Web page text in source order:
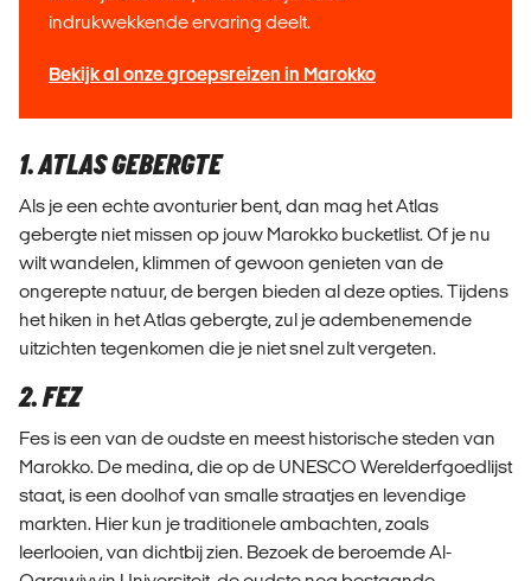
indrukwekkende ervaring deelt.
Bekijk al onze groepsreizen in Marokko
1. ATLAS GEBERGTE
Als je een echte avonturier bent, dan mag het Atlas
gebergte niet missen op jouw Marokko bucketlist. Of je nu
wilt wandelen, klimmen of gewoon genieten van de
ongerepte natuur, de bergen bieden al deze opties. Tijdens
het hiken in het Atlas gebergte, zul je adembenemende
uitzichten tegenkomen die je niet snel zult vergeten.
2. FEZ
Fes is een van de oudste en meest historische steden van
Marokko. De medina, die op de UNESCO Werelderfgoedlijst
staat, is een doolhof van smalle straatjes en levendige
markten. Hier kun je traditionele ambachten, zoals
leerlooien, van dichtbij zien. Bezoek de beroemde Al-